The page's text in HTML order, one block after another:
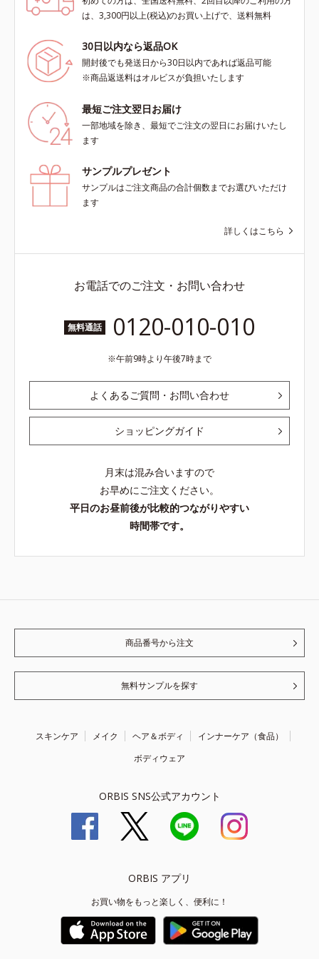
は、3,300円以上(税込)のお買い上げで、送料無料
30日以内なら返品OK
開封後でも発送日から30日以内であれば返品可能
※商品返送料はオルビスが負担いたします
最短ご注文翌日お届け
一部地域を除き、最短でご注文の翌日にお届けいたし
ます
サンプルプレゼント
サンプルはご注文商品の合計個数までお選びいただけ
ます
詳しくはこちら
お電話でのご注文・お問い合わせ
無料通話 0120-010-010
午前9時より午後7時まで
よくあるご質問・お問い合わせ
ショッピングガイド
月末は混み合いますので
お早めにご注文ください。
平日のお昼前後が比較的つながりやすい
時間帯です。
商品番号から注文
無料サンプルを探す
スキンケア メイク ヘア＆ボディ
インナーケア（食品）
ボディウェア
ORBIS SNS公式アカウント
ORBIS アプリ
お買い物をもっと楽しく、便利に！